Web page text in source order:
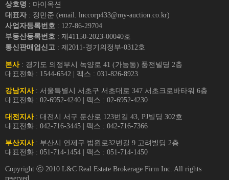
상호명 : 마이옥션
대표자 : 정민준 (email. lnccorp433@my-auction.co.kr)
사업자등록번호 : 127-86-29704
부동산등록번호 : 제41150-2023-00040호
통신판매업신고 : 제2011-경기의정부-0312호
본사: 경기도 의정부시 녹양로 41 (가능동) 풍전빌딩 2층
대표전화 : 1544-6542 | 팩스 : 031-826-8923
강남지사: 서울특별시 서초구 서초대로 347 서초크로바타워 6층
대표전화 : 02-6952-4240 | 팩스 : 02-6952-4230
대전지사: 대전시 서구 둔산로 123번길 43, PJ빌딩 302호
대표전화 : 042-716-3445 | 팩스 : 042-716-7366
부산지사: 부산시 연제구 법원로32번길 9 고려빌딩 2층
대표전화 : 051-714-1454 | 팩스 : 051-714-1450
Copyright ⓒ 2010 L&C Real Estate Brokerage Firm Inc. All rights
reserved.